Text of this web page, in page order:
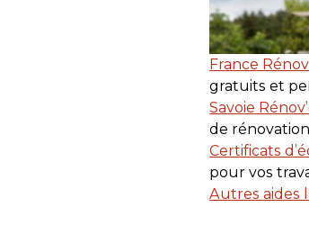
France
gratuits et
Savoie
de
Certificats
pour vos
Autres aides